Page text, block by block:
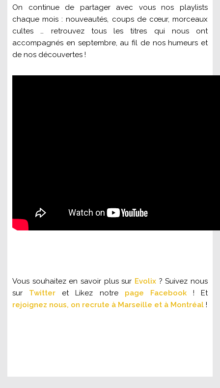
On continue de partager avec vous nos playlists
chaque mois : nouveautés, coups de cœur, morceaux
cultes … retrouvez tous les titres qui nous ont
accompagnés en septembre, au fil de nos humeurs et
de nos découvertes !
Vous souhaitez en savoir plus sur Evolix ? Suivez nous
sur Twitter et Likez notre page Facebook! Et
rejoignez nous, on recrute à Marseille et à Montréal !